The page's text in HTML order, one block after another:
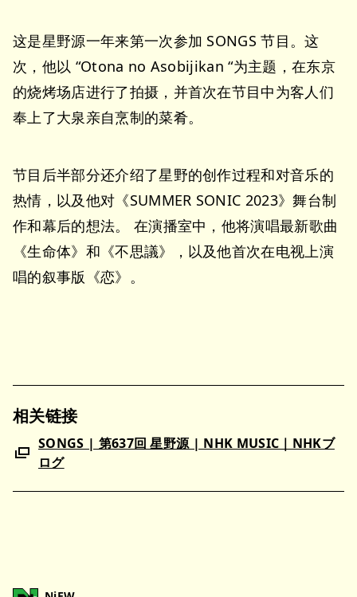
这是星野源一年来第一次参加 SONGS 节目。这
次，他以 “Otona no Asobijikan “为主题，在东京
的烧烤场店进行了拍摄，并首次在节目中为客人们
奉上了大泉亲自烹制的菜肴。
节目后半部分还介绍了星野的创作过程和对音乐的
热情，以及他对《SUMMER SONIC 2023》舞台制
作和幕后的想法。 在演播室中，他将演唱最新歌曲
《生命体》和《不思議》，以及他首次在电视上演
唱的叙事版《恋》。
相关链接
SONGS | 第637回 星野源 | NHK MUSIC｜NHKブ
ログ